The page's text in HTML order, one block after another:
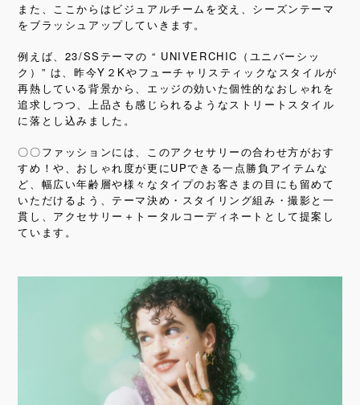
また、ここからはビジュアルチームを交え、シーズンテーマ
をブラッシュアップしていきます。
例えば、23/SSテーマの “ UNIVERCHIC（ユニバーシッ
ク）” は、昨今Y２Kやフューチャリスティックなスタイルが
再熱している背景から、エッジの効いた個性的なおしゃれを
追求しつつ、上品さも感じられるようなストリートスタイル
に落とし込みました。
〇〇ファッションには、このアクセサリーの合わせ方がおす
すめ！や、おしゃれ度が更にUPできる一点勝負アイテムな
ど、
幅広い年齢層や様々なタイプのお客さまの目にも留めて
いただけるよう、テーマ決め・スタイリング組み・撮影と一
貫し、アクセサリー＋トータルコーディネートとして提案し
ています。